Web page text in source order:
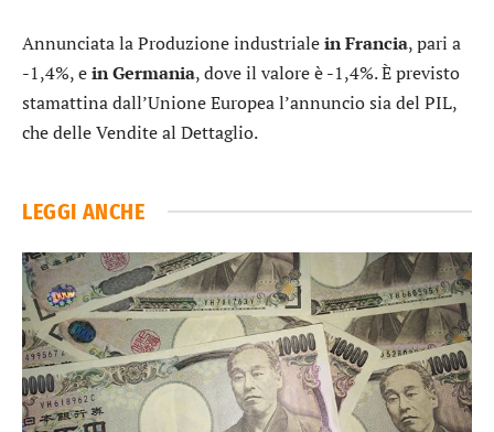
Annunciata la Produzione industrialein Francia, pari a
-1,4%, ein Germania, dove il valore è -1,4%. È previsto
stamattina dall’Unione Europea l’annuncio sia del PIL,
che delle Vendite al Dettaglio.
LEGGI ANCHE